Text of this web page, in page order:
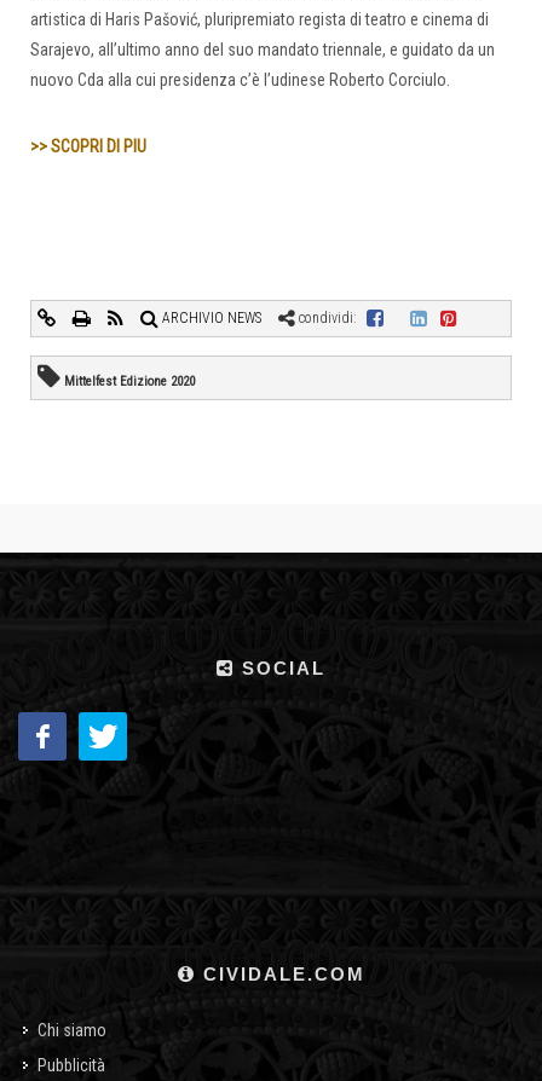
artistica di Haris Pašović, pluripremiato regista di teatro e cinema di
Sarajevo, all’ultimo anno del suo mandato triennale, e guidato da un
nuovo Cda alla cui presidenza c’è l’udinese Roberto Corciulo.
>> SCOPRI DI PIU
ARCHIVIO NEWS condividi:
Mittelfest Edizione 2020
SOCIAL
CIVIDALE.COM
Chi siamo
Pubblicità